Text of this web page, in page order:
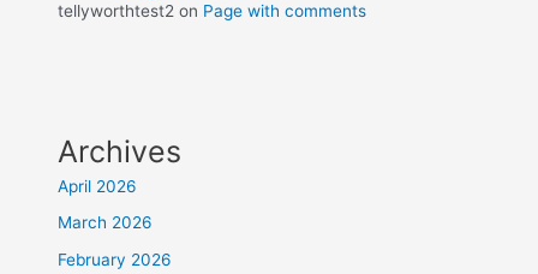
tellyworthtest2 on Page with comments
Archives
April 2026
March 2026
February 2026